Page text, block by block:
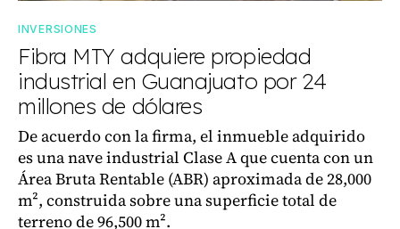
INVERSIONES
Fibra MTY adquiere propiedad
industrial en Guanajuato por 24
millones de dólares
De acuerdo con la firma, el inmueble adquirido
es una nave industrial Clase A que cuenta con un
Área Bruta Rentable (ABR) aproximada de 28,000
m², construida sobre una superficie total de
terreno de 96,500 m².